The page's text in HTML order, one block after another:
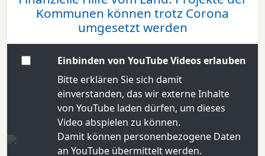
Kommunen können trotz Corona
umgesetzt werden
Einbinden von YouTube Videos erlauben
Bitte erklären Sie sich damit
einverstanden, das wir externe Inhalte
von YouTube laden dürfen, um dieses
Video abspielen zu können.
Damit können personenbezogene Daten
an YouTube übermittelt werden.